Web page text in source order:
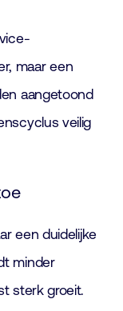
maar een
aangetoond
veilig
een duidelijke
minder
sterk groeit.